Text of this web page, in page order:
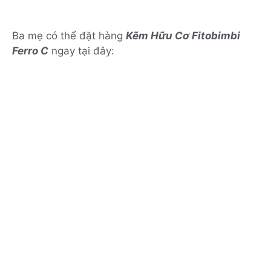
Ba mẹ có thể đặt hàng Kẽm Hữu Cơ Fitobimbi
Ferro C ngay tại đây: